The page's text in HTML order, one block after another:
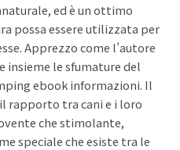
ed è un ottimo
possa essere utilizzata per
Apprezzo come l’autore
le sfumature del
ebook informazioni. Il
rapporto tra cani e i loro
che stimolante,
speciale che esiste tra le